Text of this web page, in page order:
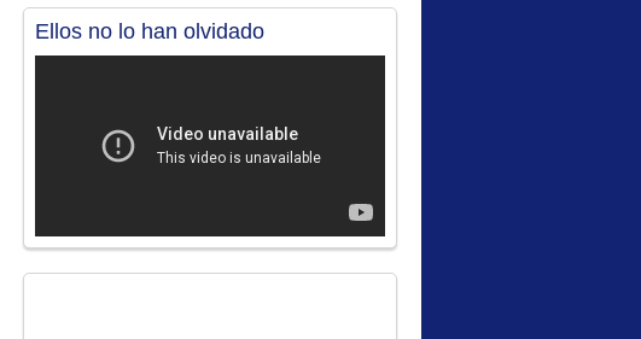
Ellos no lo han olvidado